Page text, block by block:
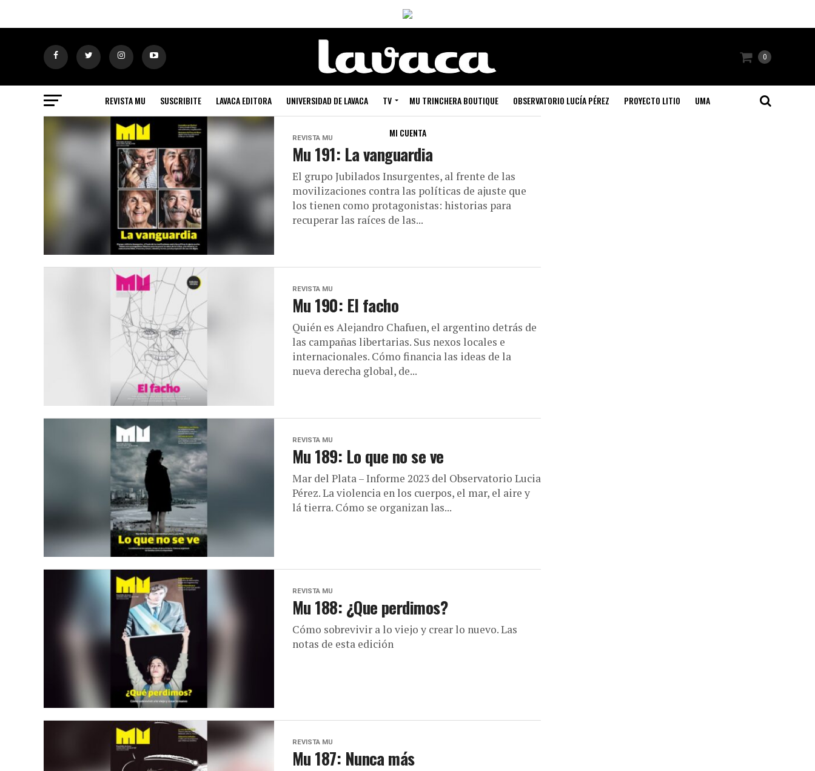
0
REVISTA MU SUSCRIBITE LAVACA EDITORA UNIVERSIDAD DE LAVACA TV MU TRINCHERA BOUTIQUE OBSERVATORIO LUCÍA PÉREZ PROYECTO LITIO UMA
MI CUENTA
REVISTA MU
Mu 191: La vanguardia
El grupo Jubilados Insurgentes, al frente de las
movilizaciones contra las políticas de ajuste que
los tienen como protagonistas: historias para
recuperar las raíces de las...
REVISTA MU
Mu 190: El facho
Quién es Alejandro Chafuen, el argentino detrás de
las campañas libertarias. Sus nexos locales e
internacionales. Cómo financia las ideas de la
nueva derecha global, de...
REVISTA MU
Mu 189: Lo que no se ve
Mar del Plata – Informe 2023 del Observatorio Lucia
Pérez. La violencia en los cuerpos, el mar, el aire y
lá tierra. Cómo se organizan las...
REVISTA MU
Mu 188: ¿Que perdimos?
Cómo sobrevivir a lo viejo y crear lo nuevo. Las
notas de esta edición
REVISTA MU
Mu 187: Nunca más